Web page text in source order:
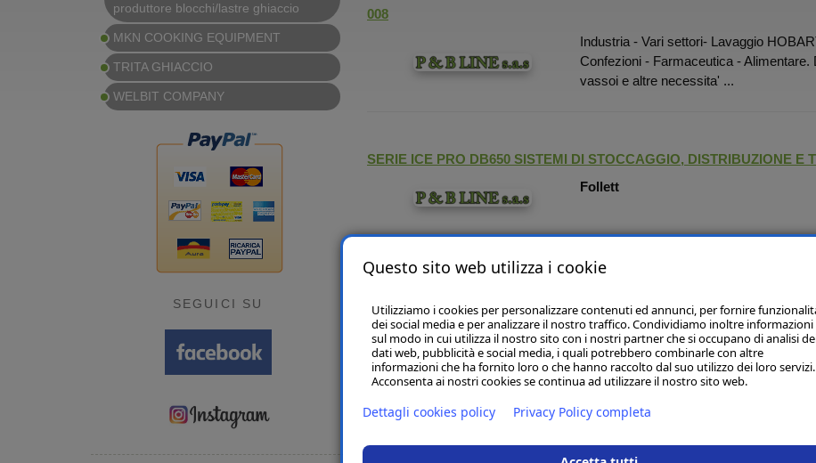
produttore blocchi/lastre ghiaccio
MKN COOKING EQUIPMENT
TRITA GHIACCIO
WELBIT COMPANY
SEGUICI SU
008
Industria - Vari settori- Lavaggio
Confezioni - Farmaceutica -
vassoi e altre necessita' ...
SERIE ICE PRO DB650 SISTEMI DI STOCCAGGIO, DISTRIBUZIONE E
Follett
Hoshizaki
La vetrina HNC-120BE-L(R)-B, viene
esigenze e dallo spazio a disposizione,
180cm, 210cm;Consumo Elettrico ...
ICE MAKER SPECIAL TYPES ICE MAKER SPECIAL TYPES - BALL ICE
Questo sito web utilizza i cookie
Utilizziamo i cookies per personalizzare contenuti ed annunci, per fornire
dei social media e per analizzare il nostro traffico. Condividiamo inoltre informazioni
sul modo in cui utilizza il nostro sito con i nostri partner che si occupano di analisi
dati web, pubblicità e social media, i quali potrebbero combinarle con altre
informazioni che ha fornito loro o che hanno raccolto dal suo utilizzo dei loro servizi.
Acconsenta ai nostri cookies se continua ad utilizzare il nostro sito web.
Dettagli cookies policy Privacy Policy completa